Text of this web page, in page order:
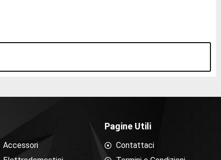
Accessori
Pagine Utili
Contattaci